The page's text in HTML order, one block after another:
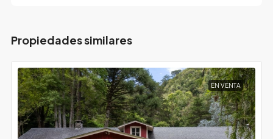
Propiedades similares
EN VENTA